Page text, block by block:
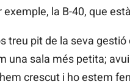
la B-40, que
treu pit de la seva
una sala més petita;
crescut i ho estem